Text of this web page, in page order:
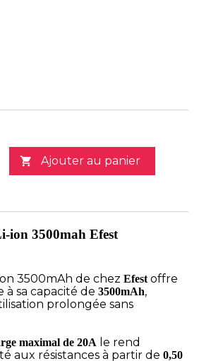
 Ajouter au panier
ion 3500mah Efest
3500mAh de chez Efestoffre
à sa capacité de 3500mAh,
prolongée sans
maximal de 20A le rend
aux résistances à partir de 0,50